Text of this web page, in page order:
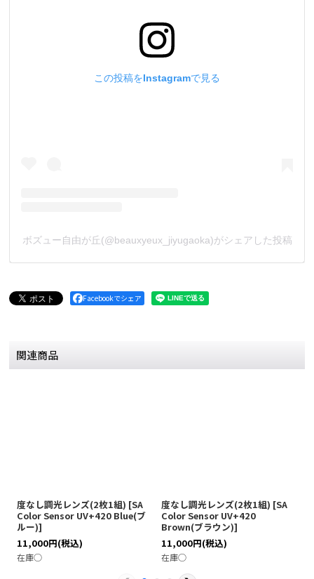
この投稿をInstagramで見る
ボズュー自由が丘(@beauxyeux_jiyugaoka)がシェアした投稿
Facebookでシェア
関連商品
度なし調光レンズ(2枚1組) [SA
Color Sensor UV+420 Blue(ブ
ルー)]
11,000円(税込)
在庫◯
度なし調光レンズ(2枚1組) [SA
Color Sensor UV+420
Brown(ブラウン)]
11,000円(税込)
在庫◯